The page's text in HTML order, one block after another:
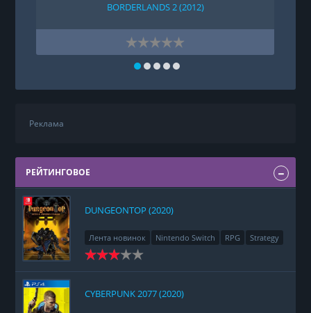
BORDERLANDS 2 (2012)
Реклама
РЕЙТИНГОВОЕ
DUNGEONTOP (2020)
Лента новинок Nintendo Switch RPG Strategy
CYBERPUNK 2077 (2020)